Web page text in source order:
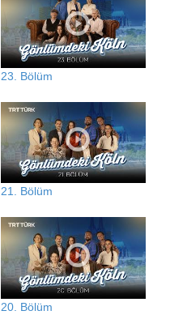
23. Bölüm
21. Bölüm
20. Bölüm